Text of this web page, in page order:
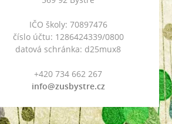
IČO školy: 70897476
číslo účtu: 1286424339/0800
datová schránka: d25mux8
+420 734 662 267
info@zusbystre.cz